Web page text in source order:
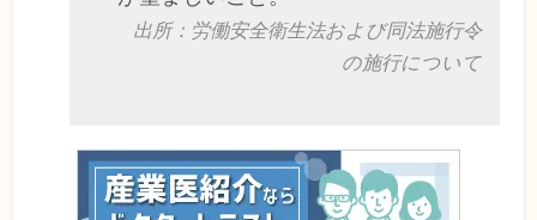
出所：労働安全衛生法および同法施行令
の施行について